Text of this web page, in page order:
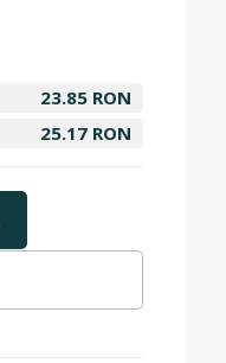
23.85 RON
25.17 RON